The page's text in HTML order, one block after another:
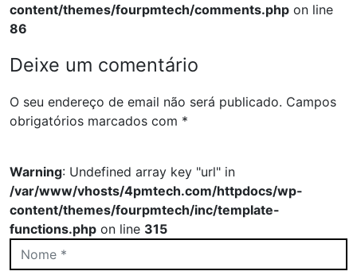
content/themes/fourpmtech/comments.php on line
86
Deixe um comentário
O seu endereço de email não será publicado. Campos
obrigatórios marcados com *
Warning: Undefined array key "url" in
/var/www/vhosts/4pmtech.com/httpdocs/wp-
content/themes/fourpmtech/inc/template-
functions.php on line 315